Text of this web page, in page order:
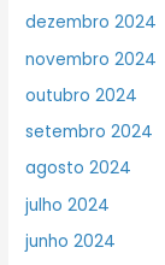
dezembro 2024
novembro 2024
outubro 2024
setembro 2024
agosto 2024
julho 2024
junho 2024